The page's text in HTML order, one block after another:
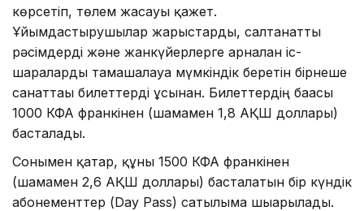
көрсетіп, төлем жасауы қажет.
Ұйымдастырушылар жарыстарды, салтанатты
рәсімдерді және жанкүйерлерге арналған іс-
шараларды тамашалауға мүмкіндік беретін бірнеше
санаттағы билеттерді ұсынған. Билеттердің бағасы
1000 КФА франкінен (шамамен 1,8 АҚШ доллары)
басталады.
Сонымен қатар, құны 1500 КФА франкінен
(шамамен 2,6 АҚШ доллары) басталатын бір күндік
абонементтер (Day Pass) сатылымға шығарылады.